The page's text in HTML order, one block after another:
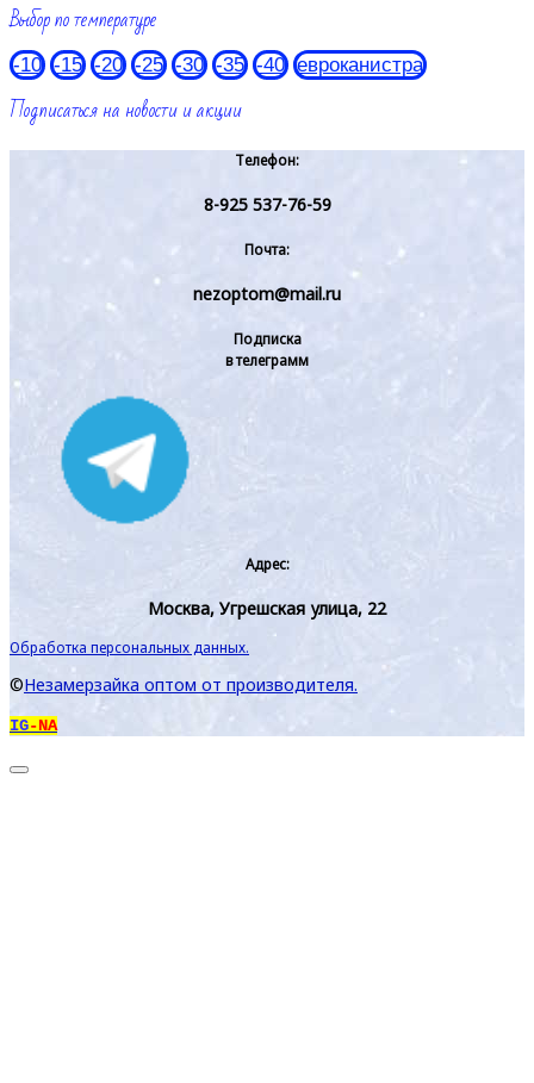
Выбор по температуре
-10 -15 -20 -25 -30 -35 -40 евроканистра
Подписаться на новости и акции
Телефон:
8-925 537-76-59
Почта:
nezoptom@mail.ru
Подписка
в телеграмм
Адрес:
Москва, Угрешская улица, 22
Обработка персональных данных.
©Незамерзайка оптом от производителя.
IG-NA